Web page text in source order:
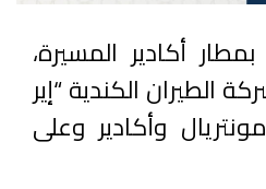
أكادير المسيرة،
الطيران الكندية “إير
وأكادير وعلى